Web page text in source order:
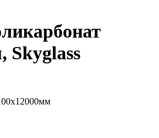
Skyglass